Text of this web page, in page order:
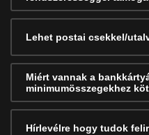
Lehet postai csekkel/
Miért vannak a
minimumösszegekhez
Hírlevélre hogy tudok